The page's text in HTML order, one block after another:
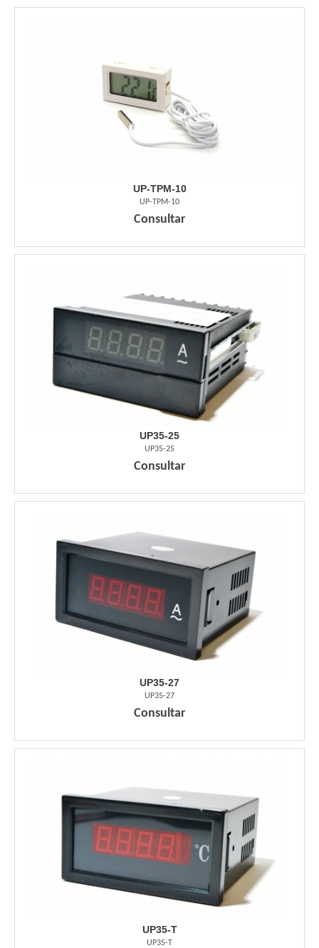
UP-TPM-10
UP-TPM-10
Consultar
UP35-25
UP35-25
Consultar
UP35-27
UP35-27
Consultar
UP35-T
UP35-T